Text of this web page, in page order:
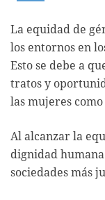
La equidad de
los entornos en
Esto se debe a
tratos y
las mujeres
Al alcanzar la
dignidad
sociedades más